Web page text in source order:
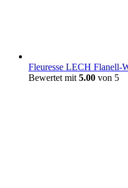
Fleuresse LECH Flanell-
Bewertet mit 5.00 von 5